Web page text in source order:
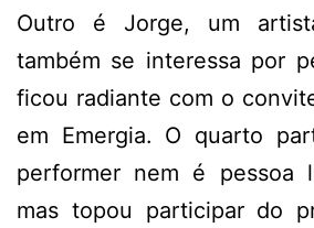
Outro é Jorge, um
também se interessa por
ficou radiante com o
em Emergia. O quarto
performer nem é pessoa
mas topou participar do